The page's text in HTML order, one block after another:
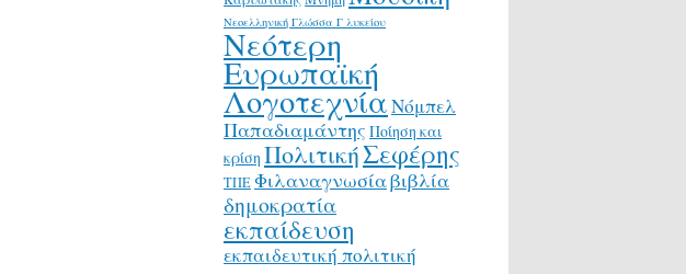
Νεοελληνική Γλώσσα Γ λυκείου
Νεότερη
Ευρωπαϊκή
ΛογοτεχνίαΝόμπελ
Παπαδιαμάντης Ποίηση και
κρίση ΠολιτικήΣεφέρης
ΤΠΕΦιλαναγνωσίαβιβλία
δημοκρατία
εκπαίδευση
εκπαιδευτική πολιτική